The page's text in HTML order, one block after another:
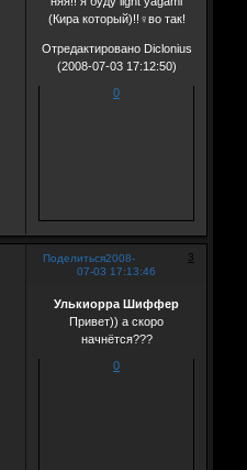
(Кира который)!!♀во так!
Отредактировано Diclonius
(2008-07-03 17:12:50)
0
Поделиться 3
2008-
07-03 17:13:46
Улькиорра Шиффер
Привет)) а скоро
начнётся???
0